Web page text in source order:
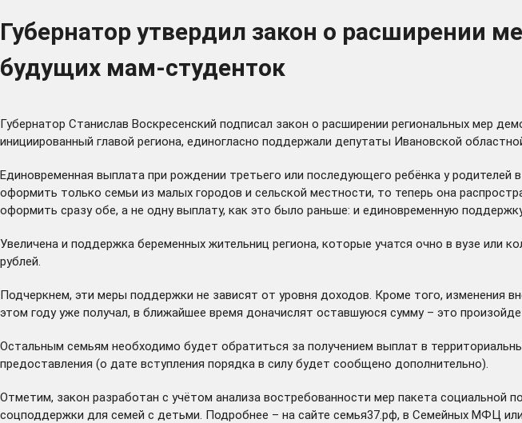
Губернатор утвердил закон о расширении
будущих мам-студенток
Губернатор Станислав Воскресенский подписал закон о расширении региональных мер
инициированный главой региона, единогласно поддержали депутаты Ивановской
Единовременная выплата при рождении третьего или последующего ребёнка у родителей
оформить только семьи из малых городов и сельской местности, то теперь она
оформить сразу обе, а не одну выплату, как это было раньше: и единовременную
Увеличена и поддержка беременных жительниц региона, которые учатся очно в вузе или
рублей.
Подчеркнем, эти меры поддержки не зависят от уровня доходов. Кроме того, изменения
этом году уже получал, в ближайшее время доначислят оставшуюся сумму – это
Остальным семьям необходимо будет обратиться за получением выплат в
предоставления (о дате вступления порядка в силу будет сообщено дополнительно).
Отметим, закон разработан с учётом анализа востребованности мер пакета
соцподдержки для семей с детьми. Подробнее – на сайте семья37.рф, в Семейных МФЦ